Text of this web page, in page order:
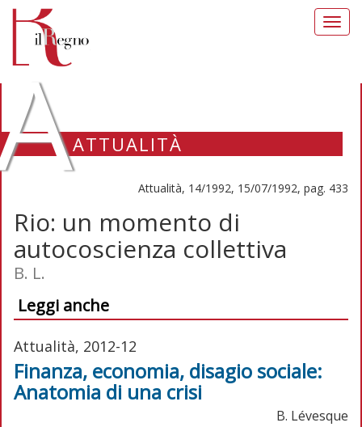
ATTUALITÀ
Attualità, 14/1992, 15/07/1992, pag. 433
Rio: un momento di
autocoscienza collettiva
B. L.
Leggi anche
Attualità, 2012-12
Finanza, economia, disagio sociale:
Anatomia di una crisi
B. Lévesque